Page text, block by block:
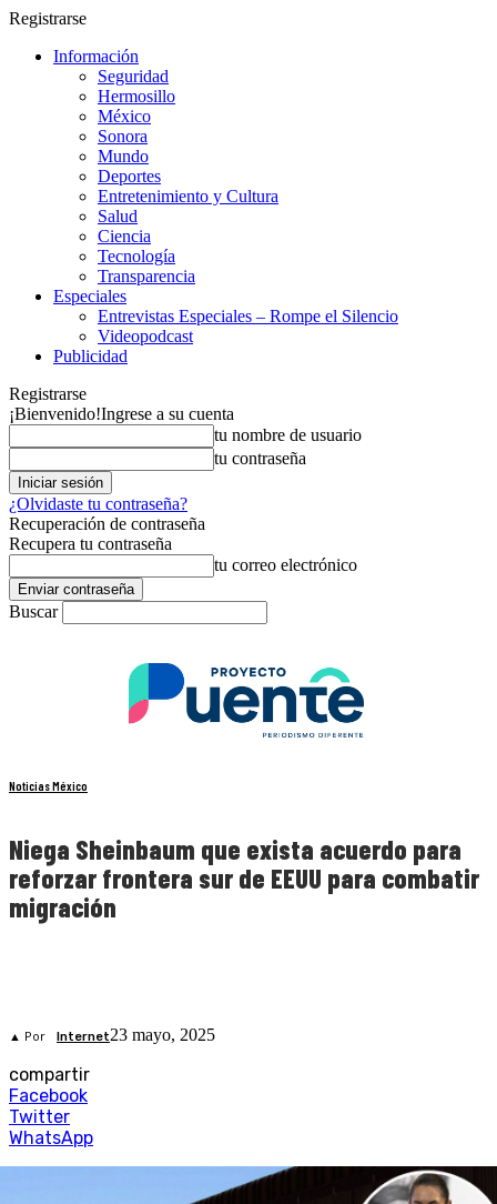
Registrarse
Información
Seguridad
Hermosillo
México
Sonora
Mundo
Deportes
Entretenimiento y Cultura
Salud
Ciencia
Tecnología
Transparencia
Especiales
Entrevistas Especiales – Rompe el Silencio
Videopodcast
Publicidad
Registrarse
¡Bienvenido!Ingrese a su cuenta
tu nombre de usuario
tu contraseña
¿Olvidaste tu contraseña?
Recuperación de contraseña
Recupera tu contraseña
tu correo electrónico
Buscar
Noticias México
Niega Sheinbaum que exista acuerdo para
reforzar frontera sur de EEUU para combatir
migración
▲ Por Internet23 mayo, 2025
compartir
Facebook
Twitter
WhatsApp